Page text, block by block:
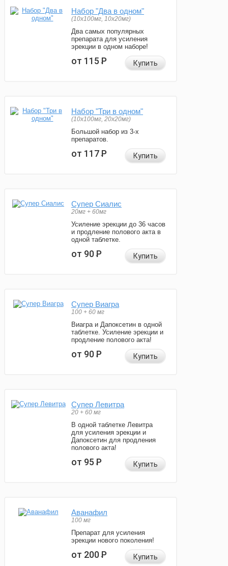
Набор "Два в одном"
(10x100мг, 10x20мг)
Два самых популярных
препарата для усиления
эрекции в одном наборе!
от 115Р Купить
Набор "Три в одном"
(10x100мг, 20x20мг)
Большой набор из 3-х
препаратов.
от 117Р Купить
Супер Сиалис
20мг + 60мг
Усиление эрекции до 36 часов
и продление полового акта в
одной таблетке.
от 90Р Купить
Супер Виагра
100 + 60 мг
Виагра и Дапоксетин в одной
таблетке. Усиление эрекции и
продление полового акта!
от 90Р Купить
Супер Левитра
20 + 60 мг
В одной таблетке Левитра
для усиления эрекции и
Дапоксетин для продления
полового акта!
от 95Р Купить
Аванафил
100 мг
Препарат для усиления
эрекции нового поколения!
от 200Р Купить